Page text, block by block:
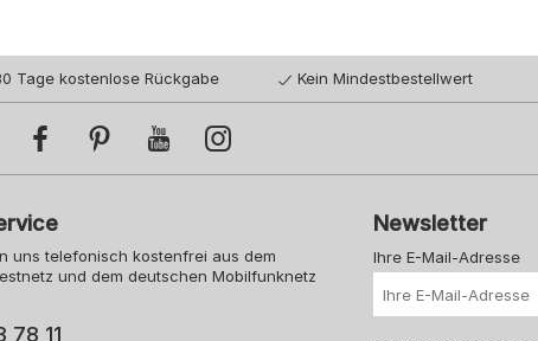
Tage kostenlose Rückgabe Kein Mindestbestellwert
uns telefonisch kostenfrei aus dem
und dem deutschen Mobilfunknetz
78 11
Newsletter
Ihre E-Mail-Adresse